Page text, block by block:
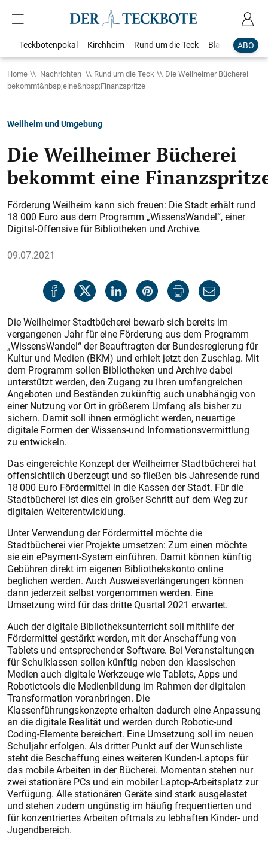
ABO
Teckbotenpokal Kirchheim Rund um die Teck Blaulicht
Home Nachrichten Rund um die Teck
Die Weilheimer Bücherei
bekommt&nbsp;eine&nbsp;Finanzspritze
Weilheim und Umgebung
Die Weilheimer Bücherei
bekommt eine
Förderung Weilheim kann sich freuen: Die Stadt erhält rund
18 000 Euro aus dem Programm „WissensWandel“, einer
Digital-Offensive für Bibliotheken und Archive.
09.07.2021
Die Weilheimer Stadtbücherei bewarb sich bereits im
vergangenen Jahr für eine Förderung aus dem Programm
„WissensWandel“ der Beauftragten der Bundesregierung für
Kultur und Medien (BKM) und erhielt jetzt den Zuschlag. Mit
dem Programm sollen Bibliotheken und Archive dabei
unterstützt werden, den Zugang zu ihren umfangreichen
Angeboten und Beständen zukünftig auch unabhängig von
einer Nutzung vor Ort in größerem Umfang als bisher zu
sichern. Damit soll ihnen ermöglicht werden, neuartige
digitale Formen der Wissens-und Informationsvermittlung
zu entwickeln.
Das eingereichte Konzept der Weilheimer Stadtbücherei hat
offensichtlich überzeugt und so fließen bis Jahresende rund
18 000 Euro Fördermittel in die Kassen der Stadt. Für die
Stadtbücherei ist dies ein großer Schritt auf dem Weg zur
digitalen Weiterentwicklung.
Unter Verwendung der Fördermittel möchte die
Stadtbücherei vier Projekte umsetzen: Zum einen möchte
sie ein ePayment-System einführen. Damit können künftig
Gebühren direkt im eigenen Bibliothekskonto online
beglichen werden. Auch Ausweisverlängerungen können
dann jederzeit selbst vorgenommen werden. Eine
Umsetzung wird für das dritte Quartal 2021 erwartet.
Auch der digitale Bibliotheksunterricht soll mithilfe der
Fördermittel gestärkt werden, mit der Anschaffung von
Tablets und entsprechender Software. Bei Veranstaltungen
für Schulklassen sollen künftig neben den klassischen
Medien auch digitale Werkzeuge wie Tablets, Apps und
Robotictools die Medienbildung im Rahmen der digitalen
Transformation voranbringen. Die
Klassenführungskonzepte erhalten dadurch eine Anpassung
an die digitale Realität und werden durch Robotic-und
Coding-Elemente bereichert. Eine Umsetzung soll im neuen
Schuljahr erfolgen. Als dritter Punkt auf der Wunschliste
steht die Beschaffung eines weiteren Kunden-Laptops für
das mobile Arbeiten in der Bücherei. Momentan stehen nur
zwei stationäre PCs und ein mobiler Laptop-Arbeitsplatz zur
Verfügung. Alle stationären Geräte sind stark ausgelastet
und stehen zudem ungünstig im häufig frequentierten und
für konzentriertes Arbeiten oftmals zu lebhaften Kinder- und
Jugendbereich.